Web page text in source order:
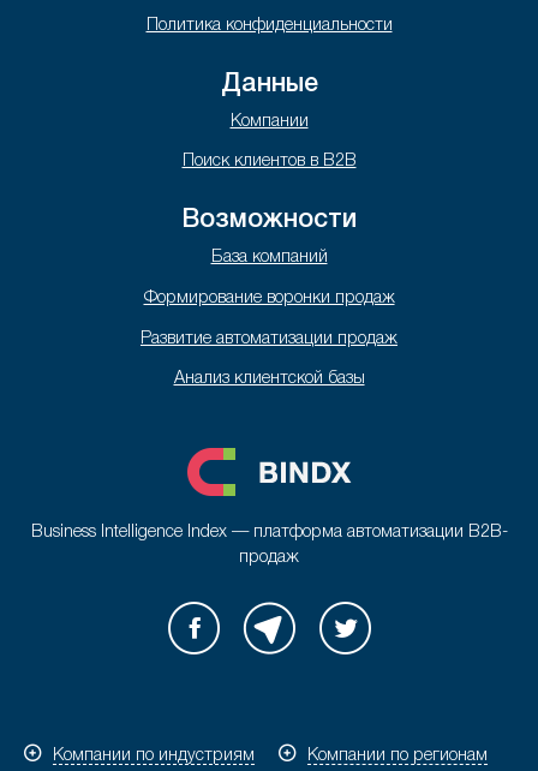
Политика конфиденциальности
Данные
Компании
Поиск клиентов в B2B
Возможности
База компаний
Формирование воронки продаж
Развитие автоматизации продаж
Анализ клиентской базы
Business Intelligence Index — платформа автоматизации B2B-
продаж
Компании по индустриям Компании по регионам